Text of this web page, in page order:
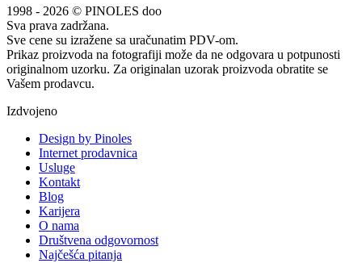
1998 - 2026 © PINOLES doo
Sva prava zadržana.
Sve cene su izražene sa uračunatim PDV-om.
Prikaz proizvoda na fotografiji može da ne odgovara u potpunosti
originalnom uzorku. Za originalan uzorak proizvoda obratite se
Vašem prodavcu.
Izdvojeno
Design by Pinoles
Internet prodavnica
Usluge
Kontakt
Blog
Karijera
O nama
Društvena odgovornost
Najčešća pitanja